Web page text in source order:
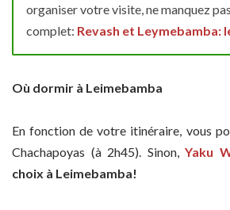
organiser votre visite, ne manquez
complet: Revash et Leymebamba:
Où dormir à Leimebamba
En fonction de votre itinéraire, vous
Chachapoyas (à 2h45). Sinon, Yaku
choix à Leimebamba!